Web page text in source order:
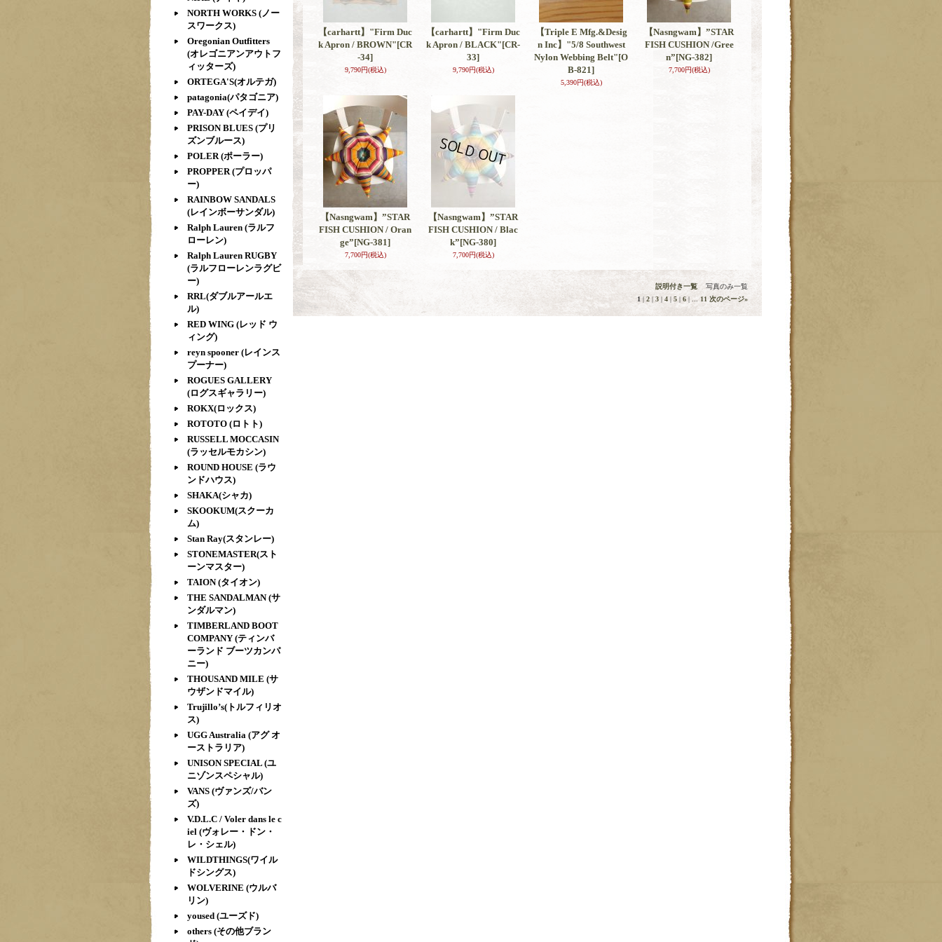
NORTH WORKS (ノー
スワークス)
Oregonian Outfitters
(オレゴニアンアウトフ
ィッターズ)
ORTEGA'S(オルテガ)
patagonia(パタゴニア)
PAY-DAY (ペイデイ)
PRISON BLUES (プリ
ズンブルース)
POLER (ポーラー)
PROPPER (プロッパ
ー)
RAINBOW SANDALS
(レインボーサンダル)
Ralph Lauren (ラルフ
ローレン)
Ralph Lauren RUGBY
(ラルフローレンラグビ
ー)
RRL(ダブルアールエ
ル)
RED WING (レッド ウ
ィング)
reyn spooner (レインス
プーナー)
ROGUES GALLERY
(ログスギャラリー)
ROKX(ロックス)
ROTOTO (ロトト)
RUSSELL MOCCASIN
(ラッセルモカシン)
ROUND HOUSE (ラウ
ンドハウス)
SHAKA(シャカ)
SKOOKUM(スクーカ
ム)
Stan Ray(スタンレー)
STONEMASTER(スト
ーンマスター)
TAION (タイオン)
THE SANDALMAN (サ
ンダルマン)
TIMBERLAND BOOT
COMPANY (ティンバ
ーランド ブーツカンパ
ニー)
THOUSAND MILE (サ
ウザンドマイル)
Trujillo’s(トルフィリオ
ス)
UGG Australia (アグ オ
ーストラリア)
UNISON SPECIAL (ユ
ニゾンスペシャル)
VANS (ヴァンズ/バン
ズ)
V.D.L.C / Voler dans le c
iel (ヴォレー・ドン・
レ・シェル)
WILDTHINGS(ワイル
ドシングス)
WOLVERINE (ウルバ
リン)
yoused (ユーズド)
others (その他ブラン
【carhartt】"Firm Duc
k Apron / BROWN"[CR
-34]
9,790円(税込)
【carhartt】"Firm Duc
k Apron / BLACK"[CR-
33]
9,790円(税込)
【Triple E Mfg.&Desig
n Inc】"5/8 Southwest
Nylon Webbing Belt"[O
B-821]
5,390円(税込)
【Nasngwam】”STAR
FISH CUSHION /Gree
n”[NG-382]
7,700円(税込)
【Nasngwam】”STAR
FISH CUSHION / Oran
ge”[NG-381]
7,700円(税込)
【Nasngwam】”STAR
FISH CUSHION / Blac
k”[NG-380]
7,700円(税込)
説明付き一覧 写真のみ一覧
1 | 2 | 3 | 4 | 5 | 6 | 11 次のページ»